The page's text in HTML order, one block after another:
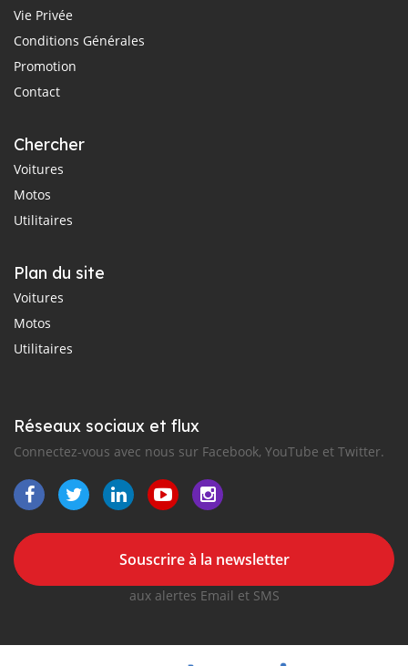
Vie Privée
Conditions Générales
Promotion
Contact
Chercher
Voitures
Motos
Utilitaires
Plan du site
Voitures
Motos
Utilitaires
Réseaux sociaux et flux
Connectez-vous avec nous sur Facebook, YouTube et Twitter.
Souscrire à la newsletter
aux alertes Email et SMS